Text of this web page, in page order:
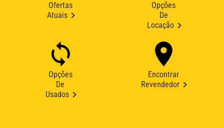
Ofertas
Atuais
Opções
De
Locação
Opções
De
Usados
Encontrar
Revendedor